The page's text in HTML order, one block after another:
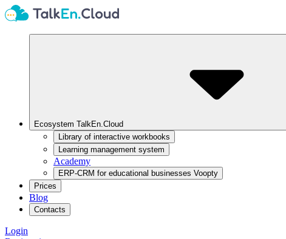
Ecosystem TalkEn.Cloud
Library of interactive workbooks
Learning management system
Academy
ERP-CRM for educational businesses Voopty
Prices
Blog
Contacts
Login